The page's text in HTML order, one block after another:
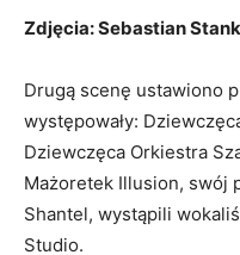
Zdjęcia: Sebastian
Drugą scenę ustawiono
występowały:
Dziewczęca Orkiestra
Mażoretek Illusion, swój
Shantel, wystąpili
Studio.